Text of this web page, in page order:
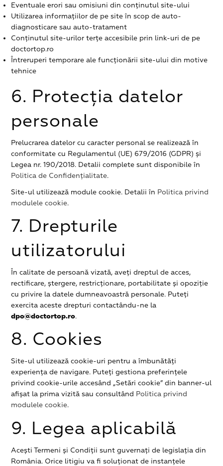
Eventuale erori sau omisiuni din conținutul site-ului
Utilizarea informațiilor de pe site în scop de auto-
diagnosticare sau auto-tratament
Conținutul site-urilor terțe accesibile prin link-uri de pe
doctortop.ro
Întreruperi temporare ale funcționării site-ului din motive
tehnice
6. Protecția datelor
personale
Prelucrarea datelor cu caracter personal se realizează în
conformitate cu Regulamentul (UE) 679/2016 (GDPR) și
Legea nr. 190/2018. Detalii complete sunt disponibile în
Politica de Confidențialitate.
Site-ul utilizează module cookie. Detalii în Politica privind
modulele cookie.
7. Drepturile
utilizatorului
În calitate de persoană vizată, aveți dreptul de acces,
rectificare, ștergere, restricționare, portabilitate și opoziție
cu privire la datele dumneavoastră personale. Puteți
exercita aceste drepturi contactându-ne la
dpo@doctortop.ro.
8. Cookies
Site-ul utilizează cookie-uri pentru a îmbunătăți
experiența de navigare. Puteți gestiona preferințele
privind cookie-urile accesând „Setări cookie” din banner-ul
afișat la prima vizită sau consultând Politica privind
modulele cookie.
9. Legea aplicabilă
Acești Termeni și Condiții sunt guvernați de legislația din
România. Orice litigiu va fi soluționat de instanțele